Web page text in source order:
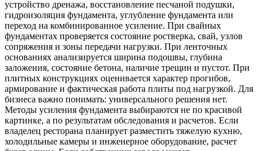
устройство дренажа, восстановление песчаной подушки,
гидроизоляция фундамента, углубление фундамента или
переход на комбинированное усиление. При свайных
фундаментах проверяется состояние ростверка, свай, узлов
сопряжения и зоны передачи нагрузки. При ленточных
основаниях анализируется ширина подошвы, глубина
заложения, состояние бетона, наличие трещин и пустот. При
плитных конструкциях оценивается характер прогибов,
армирование и фактическая работа плиты под нагрузкой. Для
бизнеса важно понимать: универсального решения нет.
Методы усиления фундамента выбираются не по красивой
картинке, а по результатам обследования и расчетов. Если
владелец ресторана планирует разместить тяжелую кухню,
холодильные камеры и инженерное оборудование, расчет